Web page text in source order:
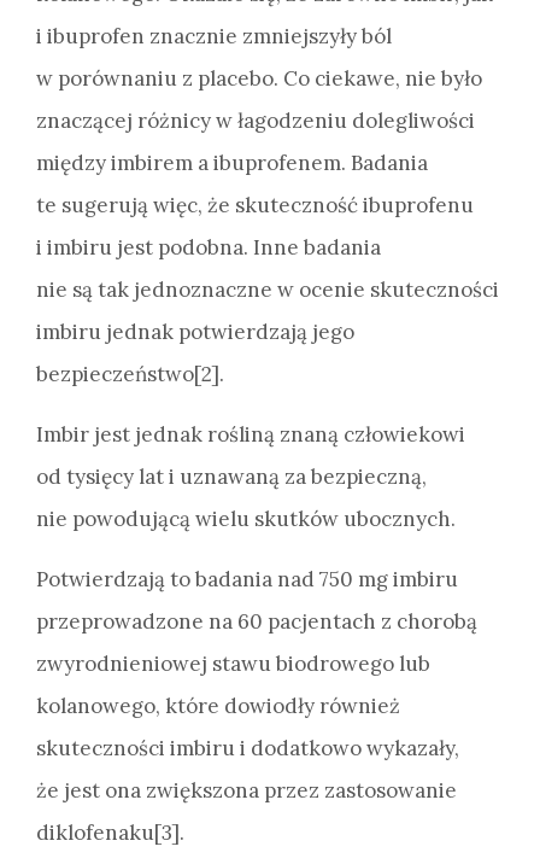
i ibuprofen znacznie zmniejszyły ból
w porównaniu z placebo. Co ciekawe, nie było
znaczącej różnicy w łagodzeniu dolegliwości
między imbirem a ibuprofenem. Badania
te sugerują więc, że skuteczność ibuprofenu
i imbiru jest podobna. Inne badania
nie są tak jednoznaczne w ocenie skuteczności
imbiru jednak potwierdzają jego
bezpieczeństwo[2].
Imbir jest jednak rośliną znaną człowiekowi
od tysięcy lat i uznawaną za bezpieczną,
nie powodującą wielu skutków ubocznych.
Potwierdzają to badania nad 750 mg imbiru
przeprowadzone na 60 pacjentach z chorobą
zwyrodnieniowej stawu biodrowego lub
kolanowego, które dowiodły również
skuteczności imbiru i dodatkowo wykazały,
że jest ona zwiększona przez zastosowanie
diklofenaku[3].